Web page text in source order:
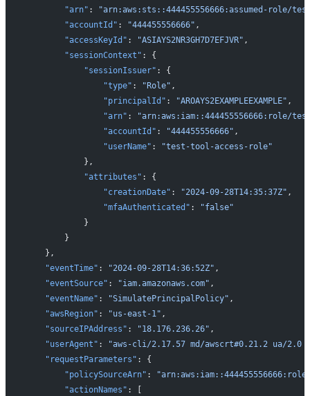
        "arn"
:
"arn:aws:sts::444455556666:assumed-
        "accountId"
: "444455556666" ,
        "accessKeyId"
: "ASIAYS2NR3GH7D7EFJVR" ,
        "sessionContext"
: {
            "sessionIssuer"
: {
                "type"
: "Role" ,
                "principalId"
: "AROAYS2EXAMPLEEXAMPLE" ,
                "arn"
:
"arn:aws:iam::444455556666:role/
                "accountId"
: "444455556666" ,
                "userName"
:
"test-tool-access-role"
            },
            "attributes"
: {
                "creationDate"
: "2024-09-28T14:35:37Z" ,
                "mfaAuthenticated"
:
"false"
            }
        }
    },
    "eventTime"
: "2024-09-28T14:36:52Z" ,
    "eventSource"
: "iam.amazonaws.com" ,
    "eventName"
: "SimulatePrincipalPolicy" ,
    "awsRegion"
: "us-east-1" ,
    "sourceIPAddress"
: "18.176.236.26" ,
    "userAgent"
:
"aws-cli/2.17.57 md/awscrt#0.21.2 ua/2.0
    "requestParameters"
: {
        "policySourceArn"
:
        "actionNames"
: [